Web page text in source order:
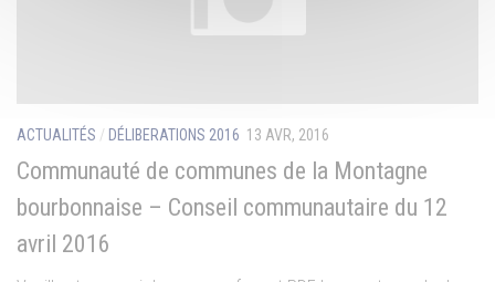
ACTUALITÉS / DÉLIBERATIONS 2016 13 AVR, 2016
Communauté de communes de la Montagne
bourbonnaise – Conseil communautaire du 12
avril 2016